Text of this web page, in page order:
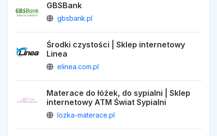
GBSBank
gbsbank.pl
Środki czystości | Sklep internetowy
Linea
elinea.com.pl
Materace do łóżek, do sypialni | Sklep
internetowy ATM Świat Sypialni
lozka-materace.pl